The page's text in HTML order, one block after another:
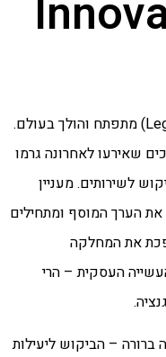
עולם הליגל אופריישנס (Legal Operations) מתפתח והולך בעולם.
שאירעו לאחרונה גרמו
לשירותים. מעניין
את הערך המוסף ומתחילים
את המחלקה
העסקית – הרי
ברורה – הביקוש ליעילות